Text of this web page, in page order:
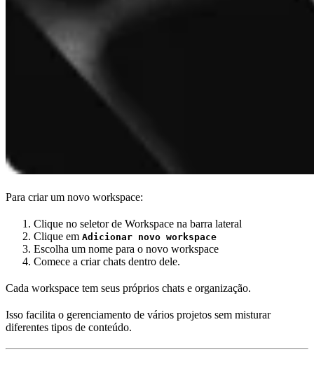
Para criar um novo workspace:
Clique no seletor de Workspace na barra lateral
Clique em Adicionar novo workspace
Escolha um nome para o novo workspace
Comece a criar chats dentro dele.
Cada workspace tem seus próprios chats e organização.
Isso facilita o gerenciamento de vários projetos sem misturar
diferentes tipos de conteúdo.